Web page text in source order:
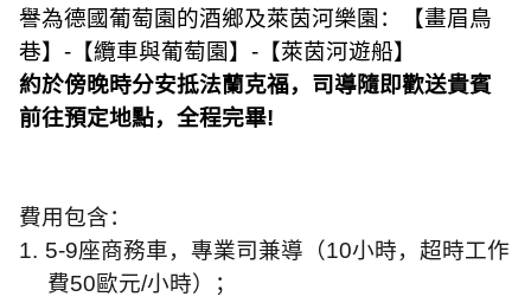
譽為德國葡萄園的酒鄉及萊茵河樂園：【畫眉鳥
巷】 - 【纜車與葡萄園】 - 【萊茵河遊船】
約於傍晚時分安抵法蘭克福，司導隨即歡送貴賓
前往預定地點，全程完畢!
費用包含：
1. 5-9座商務車，專業司兼導（10小時，超時工作
費50歐元/小時）；